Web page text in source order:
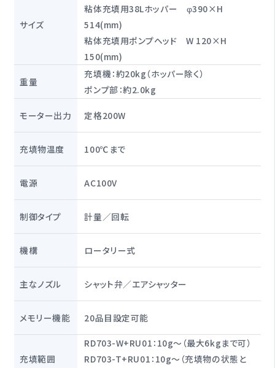
サイズ
粘体充填用38Lホッパー φ390×H
514(mm)
粘体充填用ポンプヘッド W 120×H
150(mm)
重量
充填機：約20kg（ホッパー除く）
ポンプ部：約2.0kg
モーター出力 定格200W
充填物温度 100℃まで
電源 AC100V
制御タイプ 計量／回転
機構 ロータリー式
主なノズル シャット弁／エアシャッター
メモリー機能 20品目設定可能
充填範囲
RD703-W+RU01：10g～（最大6kgまで可）
RD703-T+RU01：10g～（充填物の状態と